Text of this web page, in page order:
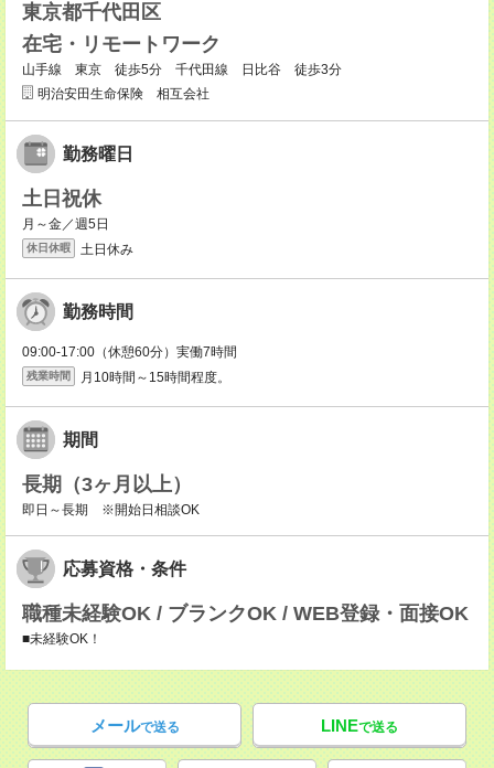
東京都千代田区
在宅・リモートワーク
山手線 東京 徒歩5分 千代田線 日比谷 徒歩3分
明治安田生命保険 相互会社
勤務曜日
土日祝休
月～金／週5日
休日休暇 土日休み
勤務時間
09:00-17:00（休憩60分）実働7時間
残業時間 月10時間～15時間程度。
期間
長期（3ヶ月以上）
即日～長期 ※開始日相談OK
応募資格・条件
職種未経験OK / ブランクOK / WEB登録・面接OK
■未経験OK！
メールで送る LINEで送る